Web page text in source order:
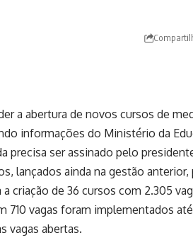
a abertura de novos cursos de
informações do Ministério da
precisa ser assinado pelo
lançados ainda na gestão
criação de 36 cursos com 2.305
710 vagas foram implementados
vagas abertas.